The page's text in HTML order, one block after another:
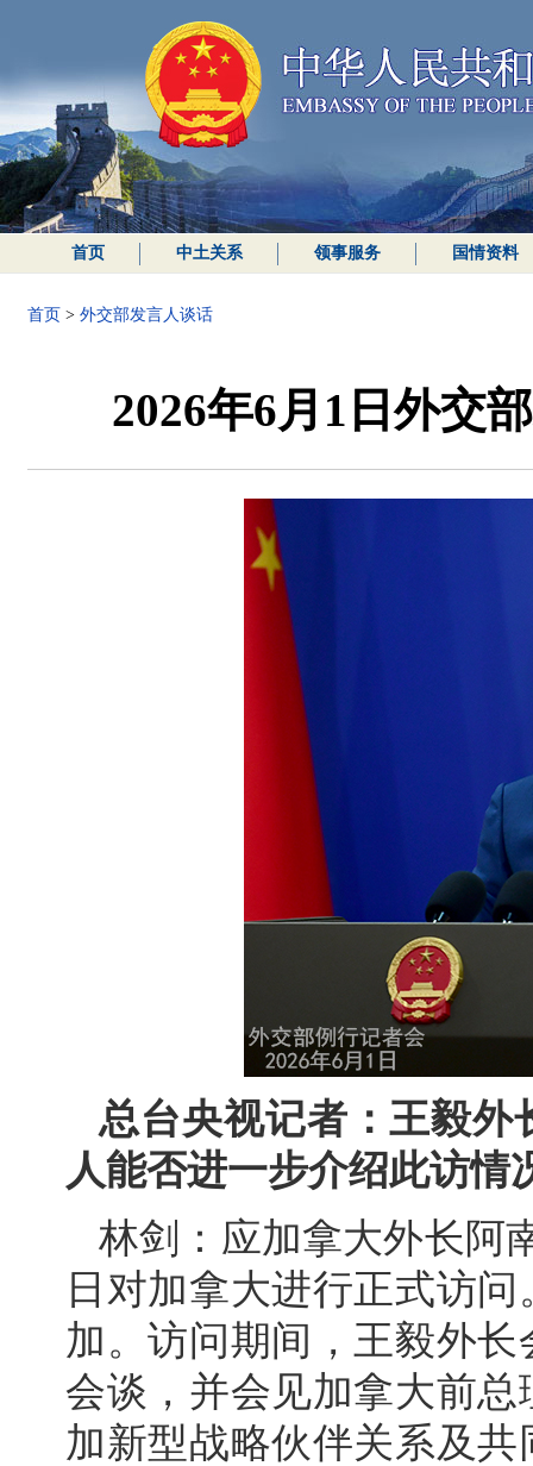
首页 中土关系 领事服务 国情资料
首页 > 外交部发言人谈话
2026年6月1日外交
总台央视记者：王毅外
人能否进一步介绍此访情
林剑：应加拿大外长阿
日对加拿大进行正式访
加。访问期间，王毅外
会谈，并会见加拿大前
加新型战略伙伴关系及